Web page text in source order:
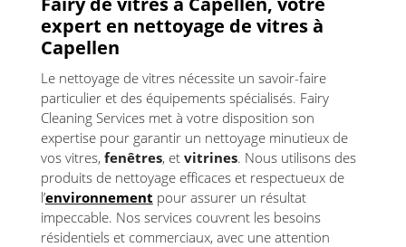
expert en nettoyage de vitres à
Capellen
Le nettoyage de vitres nécessite un savoir-faire
particulier et des équipements spécialisés. Fairy
Cleaning Services met à votre disposition son
expertise pour garantir un nettoyage minutieux de
vos vitres, fenêtres, et vitrines. Nous utilisons des
produits de nettoyage efficaces et respectueux de
l’environnement pour assurer un résultat
impeccable. Nos services couvrent les besoins
résidentiels et commerciaux, avec une attention